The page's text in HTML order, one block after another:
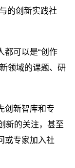
的创新实践社
都可以是“创作
领域的课题、研
创新智库和专
新的关注，甚至
或专家加入社